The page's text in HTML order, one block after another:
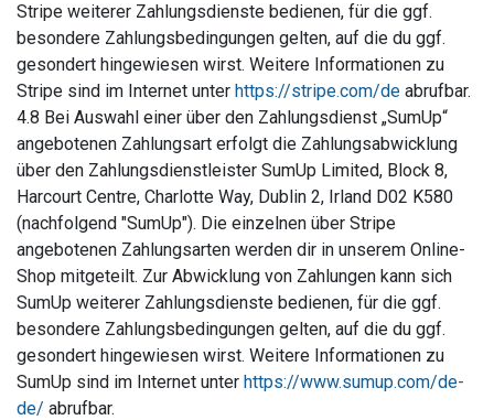
Stripe weiterer Zahlungsdienste bedienen, für die ggf.
besondere Zahlungsbedingungen gelten, auf die du ggf.
gesondert hingewiesen wirst. Weitere Informationen zu
Stripe sind im Internet unter https://stripe.com/de abrufbar.
4.8 Bei Auswahl einer über den Zahlungsdienst „SumUp“
angebotenen Zahlungsart erfolgt die Zahlungsabwicklung
über den Zahlungsdienstleister SumUp Limited, Block 8,
Harcourt Centre, Charlotte Way, Dublin 2, Irland D02 K580
(nachfolgend "SumUp"). Die einzelnen über Stripe
angebotenen Zahlungsarten werden dir in unserem Online-
Shop mitgeteilt. Zur Abwicklung von Zahlungen kann sich
SumUp weiterer Zahlungsdienste bedienen, für die ggf.
besondere Zahlungsbedingungen gelten, auf die du ggf.
gesondert hingewiesen wirst. Weitere Informationen zu
SumUp sind im Internet unter https://www.sumup.com/de-
de/ abrufbar.